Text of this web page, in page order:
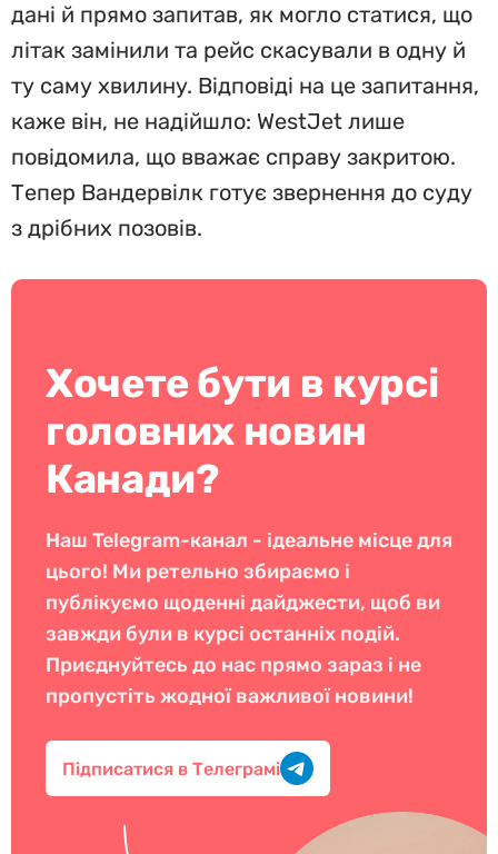
дані й прямо запитав, як могло статися, що
літак замінили та рейс скасували в одну й
ту саму хвилину. Відповіді на це запитання,
каже він, не надійшло: WestJet лише
повідомила, що вважає справу закритою.
Тепер Вандервілк готує звернення до суду
з дрібних позовів.
Хочете бути в курсі
головних новин
Канади?
Наш Telegram-канал - ідеальне місце для
цього! Ми ретельно збираємо і
публікуємо щоденні дайджести, щоб ви
завжди були в курсі останніх подій.
Приєднуйтесь до нас прямо зараз і не
пропустіть жодної важливої новини!
Підписатися в Телеграмі